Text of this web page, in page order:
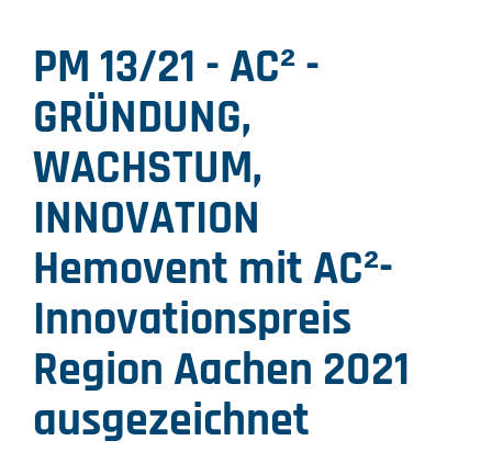
PM 13/21 - AC² -
GRÜNDUNG,
WACHSTUM,
INNOVATION
Hemovent mit AC²-
Innovationspreis
Region Aachen 2021
ausgezeichnet